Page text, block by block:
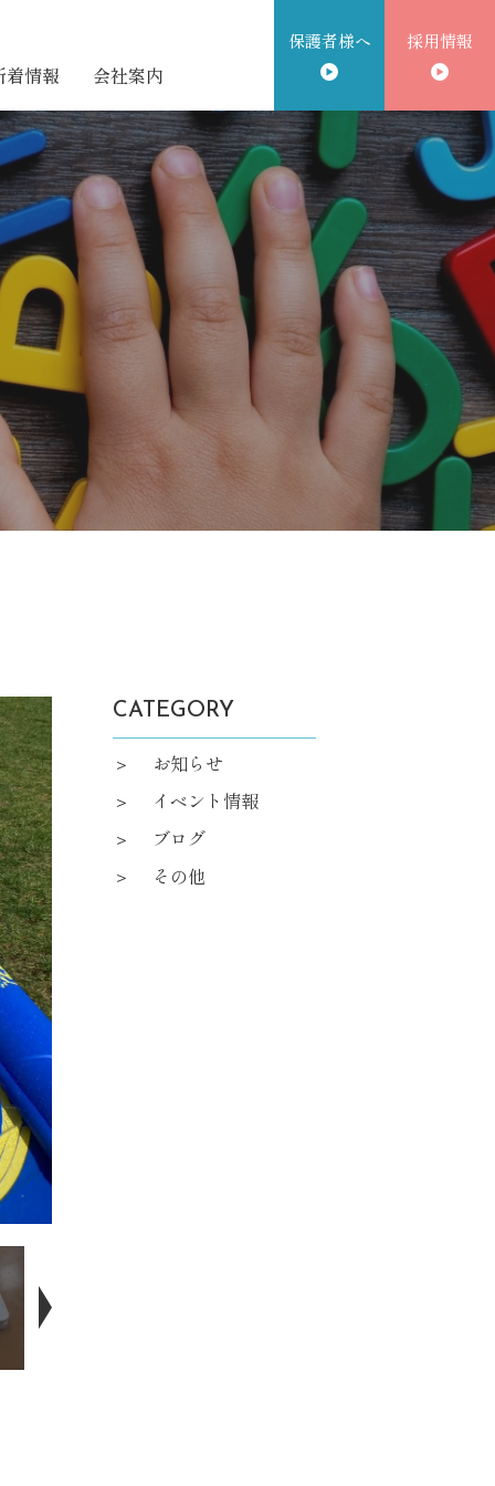
着情報 会社案内
保護者様へ 採用情報
CATEGORY
お知らせ
イベント情報
ブログ
その他